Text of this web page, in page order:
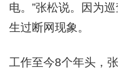
电。”张松说。因为
生过断网现象。
工作至今8个年头，